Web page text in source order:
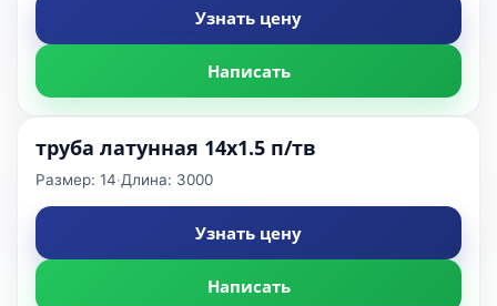
Узнать цену
Написать
труба латунная 14x1.5 п/тв
Размер: 14·Длина: 3000
Узнать цену
Написать